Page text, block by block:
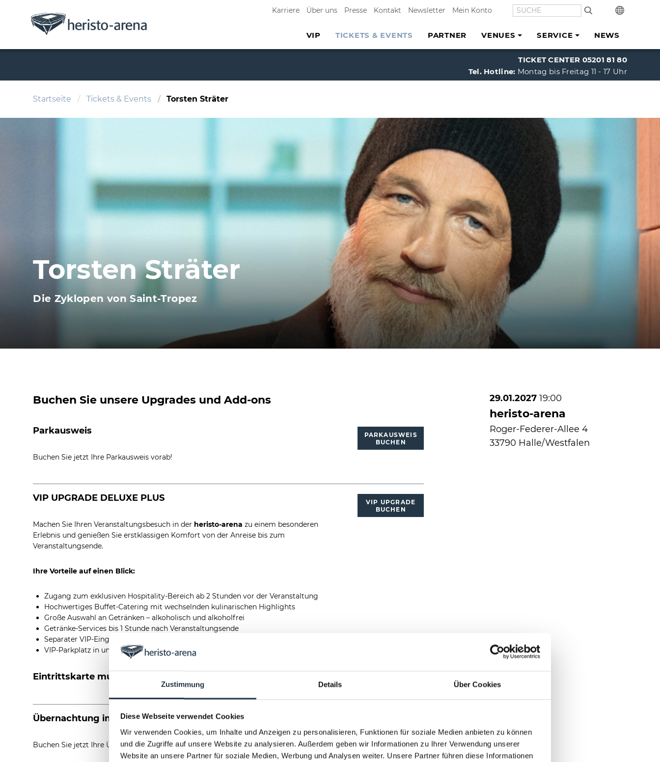
Zustimmung Details Über Cookies
Diese Webseite verwendet Cookies
Wir verwenden Cookies, um Inhalte und Anzeigen zu personalisieren, Funktionen für soziale Medien anbieten zu können
und die Zugriffe auf unsere Website zu analysieren. Außerdem geben wir Informationen zu Ihrer Verwendung unserer
Website an unsere Partner für soziale Medien, Werbung und Analysen weiter. Unsere Partner führen diese Informationen
Karriere Über uns Presse Kontakt Newsletter Mein Konto SUCHE
VIP TICKETS & EVENTS PARTNER VENUES SERVICE NEWS
TICKET CENTER 05201 81 80
Tel. Hotline: Montag bis Freitag 11 - 17 Uhr
Startseite Tickets & Events Torsten Sträter
Torsten Sträter
Die Zyklopen von Saint-Tropez
Buchen Sie unsere Upgrades und Add-ons
Parkausweis
Buchen Sie jetzt Ihre Parkausweis vorab!
PARKAUSWEIS
BUCHEN
VIP UPGRADE DELUXE PLUS
Machen Sie Ihren Veranstaltungsbesuch in der heristo-arena zu einem besonderen
Erlebnis und genießen Sie erstklassigen Komfort von der Anreise bis zum
Veranstaltungsende.
Ihre Vorteile auf einen Blick:
Zugang zum exklusiven Hospitality-Bereich ab 2 Stunden vor der Veranstaltung
Hochwertiges Buffet-Catering mit wechselnden kulinarischen Highlights
Große Auswahl an Getränken – alkoholisch und alkoholfrei
Getränke-Services bis 1 Stunde nach Veranstaltungsende
Separater VIP-Eingang – für einen entspannten und schnellen Zugang zur Arena
VIP-Parkplatz in unmittelbarer Nähe der Arena (nach Verfügbarkeit)
Eintrittskarte muss separat erworben werden!
VIP UPGRADE
BUCHEN
Übernachtung im COURT HOTEL
Buchen Sie jetzt Ihre Übernachtung im COURT HOTEL, direkt neben der heristo-arena.
29.01.2027 19:00
heristo-arena
Roger-Federer-Allee 4
33790 Halle/Westfalen